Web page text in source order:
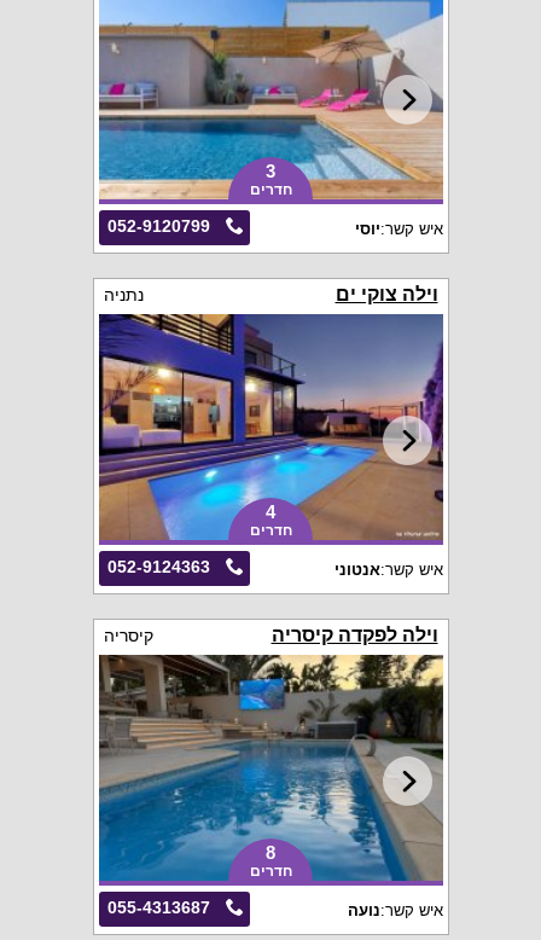
3
חדרים
052-9120799 איש קשר:יוסי
וילה צוקי ים נתניה
4
חדרים
052-9124363 איש קשר:אנטוני
וילה לפקדה קיסריה קיסריה
8
חדרים
055-4313687 איש קשר:נועה